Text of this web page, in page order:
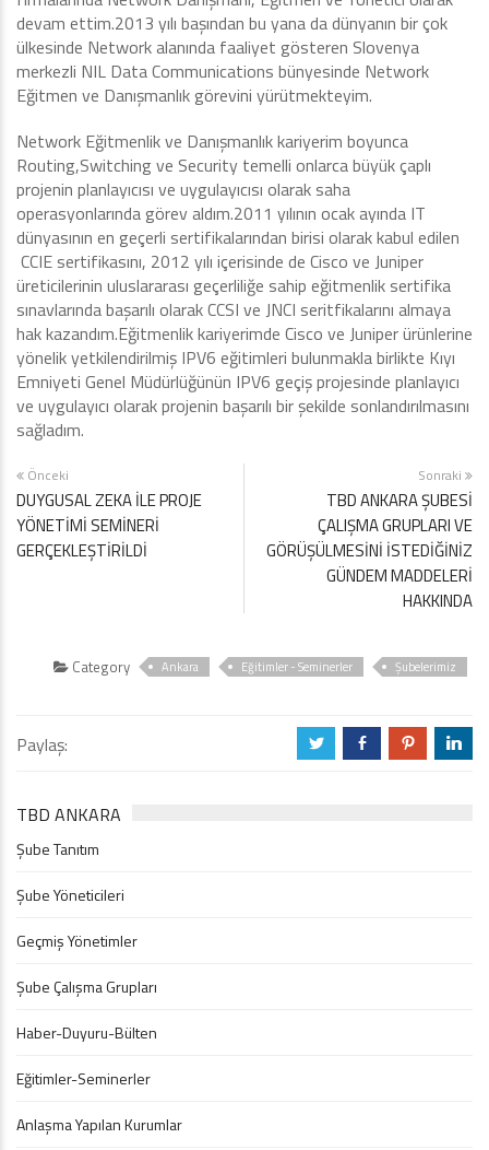
devam ettim.2013 yılı başından bu yana da dünyanın bir çok
ülkesinde Network alanında faaliyet gösteren Slovenya
merkezli NIL Data Communications bünyesinde Network
Eğitmen ve Danışmanlık görevini yürütmekteyim.
Network Eğitmenlik ve Danışmanlık kariyerim boyunca
Routing,Switching ve Security temelli onlarca büyük çaplı
projenin planlayıcısı ve uygulayıcısı olarak saha
operasyonlarında görev aldım.2011 yılının ocak ayında IT
dünyasının en geçerli sertifikalarından birisi olarak kabul edilen
CCIE sertifikasını, 2012 yılı içerisinde de Cisco ve Juniper
üreticilerinin uluslararası geçerliliğe sahip eğitmenlik sertifika
sınavlarında başarılı olarak CCSI ve JNCI seritfikalarını almaya
hak kazandım.Eğitmenlik kariyerimde Cisco ve Juniper ürünlerine
yönelik yetkilendirilmiş IPV6 eğitimleri bulunmakla birlikte Kıyı
Emniyeti Genel Müdürlüğünün IPV6 geçiş projesinde planlayıcı
ve uygulayıcı olarak projenin başarılı bir şekilde sonlandırılmasını
sağladım.
Önceki
DUYGUSAL ZEKA İLE PROJE
YÖNETİMİ SEMİNERİ
GERÇEKLEŞTİRİLDİ
Sonraki
TBD ANKARA ŞUBESİ
ÇALIŞMA GRUPLARI VE
GÖRÜŞÜLMESİNİ İSTEDİĞİNİZ
GÜNDEM MADDELERİ
HAKKINDA
Category Ankara Eğitimler - Seminerler Şubelerimiz
Paylaş: a b d j
TBD ANKARA
Şube Tanıtım
Şube Yöneticileri
Geçmiş Yönetimler
Şube Çalışma Grupları
Haber-Duyuru-Bülten
Eğitimler-Seminerler
Anlaşma Yapılan Kurumlar